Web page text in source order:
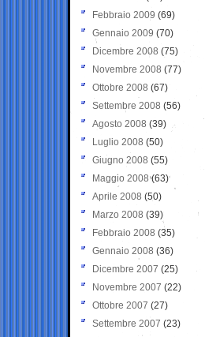
Febbraio 2009 (69)
Gennaio 2009 (70)
Dicembre 2008 (75)
Novembre 2008 (77)
Ottobre 2008 (67)
Settembre 2008 (56)
Agosto 2008 (39)
Luglio 2008 (50)
Giugno 2008 (55)
Maggio 2008(63)
Aprile 2008 (50)
Marzo 2008 (39)
Febbraio 2008 (35)
Gennaio 2008 (36)
Dicembre 2007 (25)
Novembre 2007 (22)
Ottobre 2007 (27)
Settembre 2007 (23)